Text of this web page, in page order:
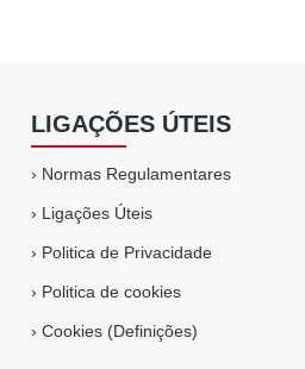
LIGAÇÕES ÚTEIS
› Normas Regulamentares
› Ligações Úteis
› Politica de Privacidade
› Politica de cookies
›Cookies (Definições)